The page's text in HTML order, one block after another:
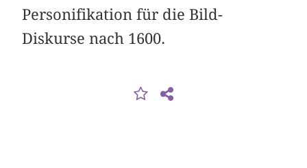
Personifikation für die Bild-
Diskurse nach 1600.